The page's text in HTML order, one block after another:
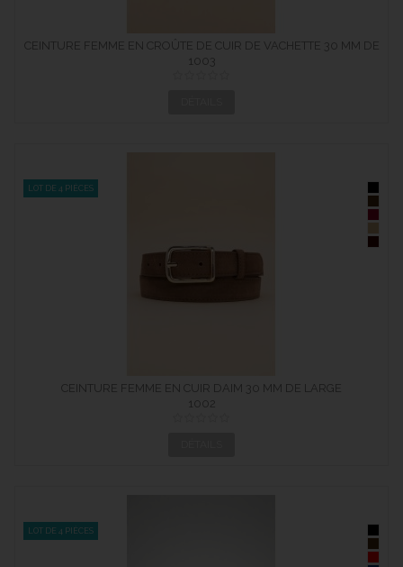
CEINTURE FEMME EN CROÛTE DE CUIR DE VACHETTE 30 MM DE
LARGE
1003
LOT DE 4 PIÈCES
CEINTURE FEMME EN CUIR DAIM 30 MM DE LARGE
1002
LOT DE 4 PIÈCES